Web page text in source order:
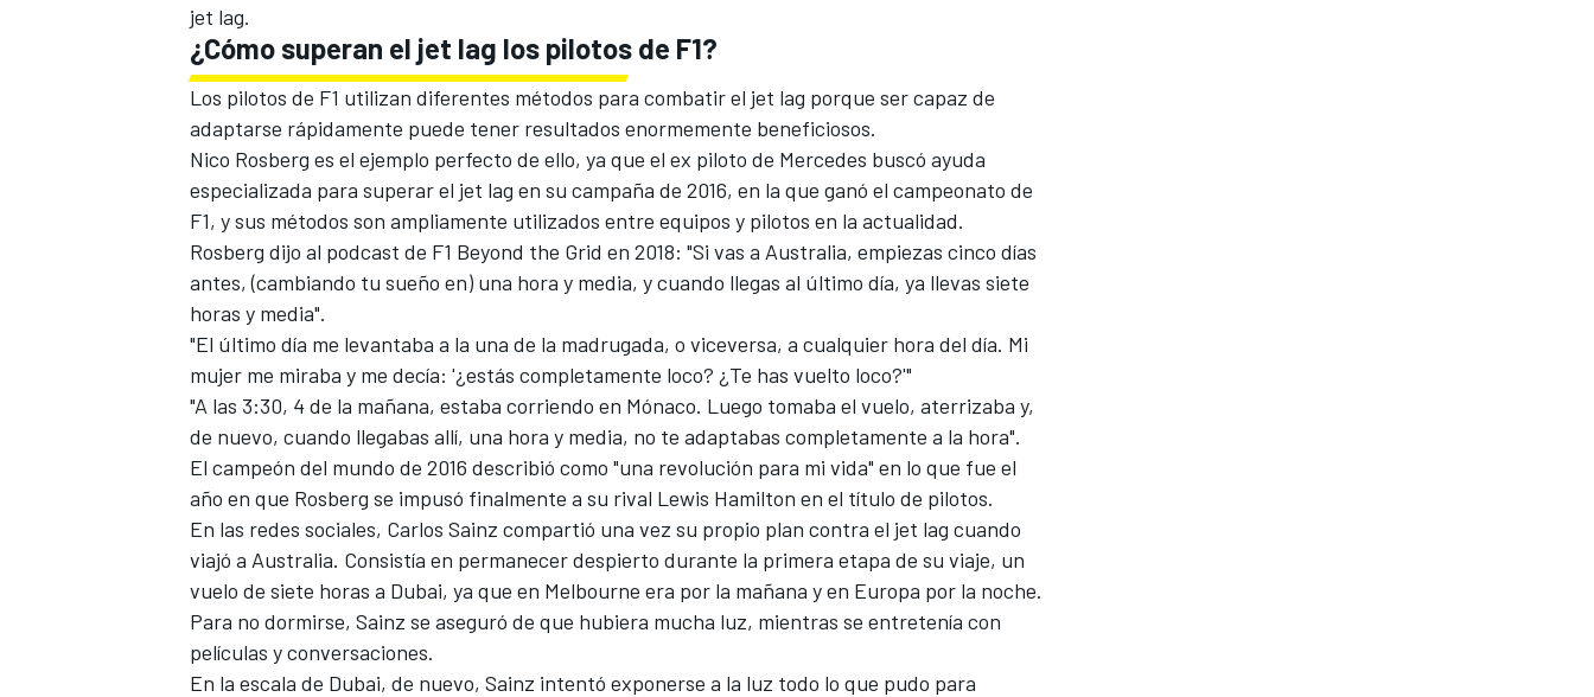
jet lag.
¿Cómo superan el jet lag los pilotos de F1?
Los pilotos de F1 utilizan diferentes métodos para combatir el jet lag porque ser capaz de
adaptarse rápidamente puede tener resultados enormemente beneficiosos.
Nico Rosberg es el ejemplo perfecto de ello, ya que el ex piloto de Mercedes buscó ayuda
especializada para superar el jet lag en su campaña de 2016, en la que ganó el campeonato de
F1, y sus métodos son ampliamente utilizados entre equipos y pilotos en la actualidad.
Rosberg dijo al podcast de F1 Beyond the Grid en 2018: "Si vas a Australia, empiezas cinco días
antes, (cambiando tu sueño en) una hora y media, y cuando llegas al último día, ya llevas siete
horas y media".
"El último día me levantaba a la una de la madrugada, o viceversa, a cualquier hora del día. Mi
mujer me miraba y me decía: '¿estás completamente loco? ¿Te has vuelto loco?'"
"A las 3:30, 4 de la mañana, estaba corriendo en Mónaco. Luego tomaba el vuelo, aterrizaba y,
de nuevo, cuando llegabas allí, una hora y media, no te adaptabas completamente a la hora".
El campeón del mundo de 2016 describió como "una revolución para mi vida" en lo que fue el
año en que Rosberg se impusó finalmente a su rival Lewis Hamilton en el título de pilotos.
En las redes sociales, Carlos Sainz compartió una vez su propio plan contra el jet lag cuando
viajó a Australia. Consistía en permanecer despierto durante la primera etapa de su viaje, un
vuelo de siete horas a Dubai, ya que en Melbourne era por la mañana y en Europa por la noche.
Para no dormirse, Sainz se aseguró de que hubiera mucha luz, mientras se entretenía con
películas y conversaciones.
En la escala de Dubai, de nuevo, Sainz intentó exponerse a la luz todo lo que pudo para